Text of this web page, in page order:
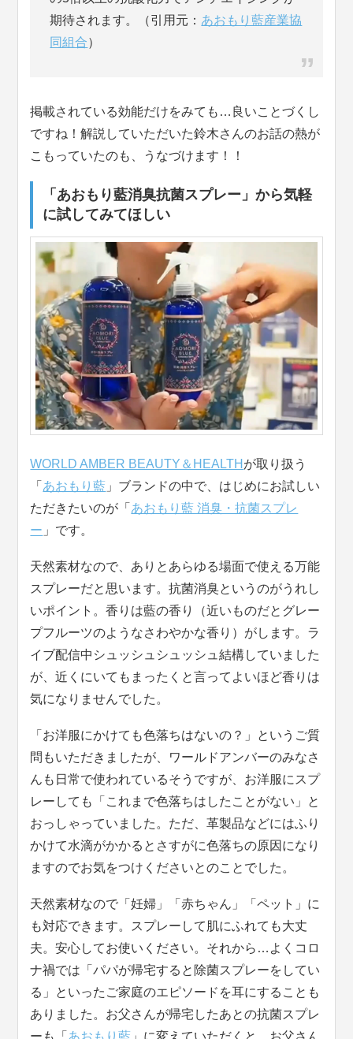
期待されます。（引用元： あおもり藍産業協
同組合）
掲載されている効能だけをみても…良いことづくし
ですね！解説していただいた鈴木さんのお話の熱が
こもっていたのも、うなづけます！！
「あおもり藍消臭抗菌スプレー」から気軽
に試してみてほしい
WORLD AMBER BEAUTY＆HEALTH が取り扱う
「 あおもり藍 」ブランドの中で、はじめにお試しい
ただきたいのが「 あおもり藍 消臭・抗菌スプレ
ー 」です。
天然素材なので、ありとあらゆる場面で使える万能
スプレーだと思います。抗菌消臭というのがうれし
いポイント。香りは藍の香り（近いものだとグレー
プフルーツのようなさわやかな香り）がします。ラ
イブ配信中シュッシュシュッシュ結構していました
が、近くにいてもまったくと言ってよいほど香りは
気になりませんでした。
「お洋服にかけても色落ちはないの？」というご質
問もいただきましたが、ワールドアンバーのみなさ
んも日常で使われているそうですが、お洋服にスプ
レーしても「これまで色落ちはしたことがない」と
おっしゃっていました。ただ、革製品などにはふり
かけて水滴がかかるとさすがに色落ちの原因になり
ますのでお気をつけくださいとのことでした。
天然素材なので「妊婦」「赤ちゃん」「ペット」に
も対応できます。スプレーして肌にふれても大丈
夫。安心してお使いください。それから…よくコロ
ナ禍では「パパが帰宅すると除菌スプレーをしてい
る」といったご家庭のエピソードを耳にすることも
ありました。お父さんが帰宅したあとの抗菌スプレ